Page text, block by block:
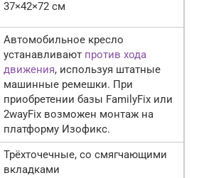
37×42×72 см
Автомобильное кресло
устанавливают против хода
движения, используя штатные
машинные ремешки. При
приобретении базы FamilyFix или
2wayFix возможен монтаж на
платформу Изофикс.
Трёхточечные, со смягчающими
вкладками